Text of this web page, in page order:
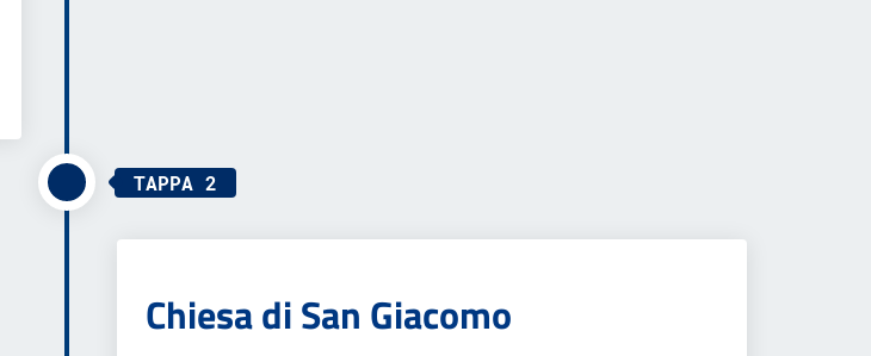
TAPPA 2
Chiesa di San Giacomo